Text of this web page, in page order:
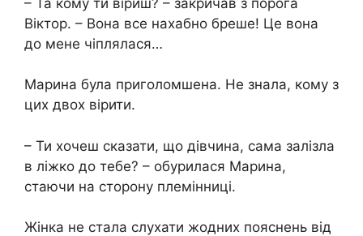
Віктор. – Вона все нахабно бреше! Це вона
до мене чіплялася…
Марина була приголомшена. Не знала, кому з
цих двох вірити.
– Ти хочеш сказати, що дівчина, сама залізла
в ліжко до тебе? – обурилася Марина,
стаючи на сторону племінниці.
Жінка не стала слухати жодних пояснень від